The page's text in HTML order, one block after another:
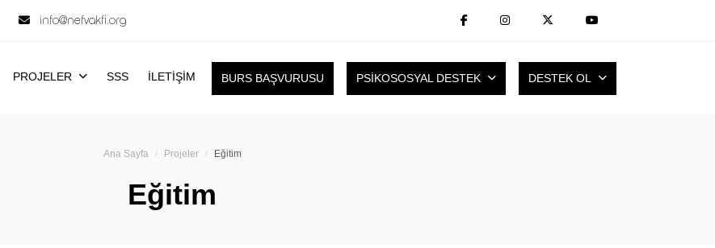
info@nefvakfi.org
PROJELER SSS İLETİŞİM BURS BAŞVURUSU PSİKOSOSYAL DESTEK DESTEK OL
Ana Sayfa Projeler Eğitim
Eğitim